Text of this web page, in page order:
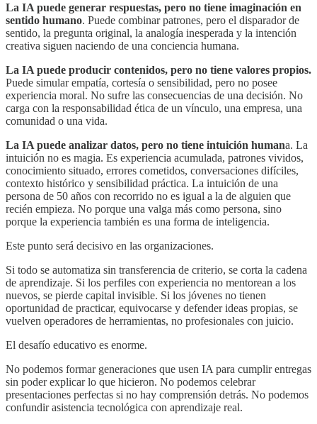
La IA puede generar respuestas, pero no tiene imaginación en
sentido humano. Puede combinar patrones, pero el disparador de
sentido, la pregunta original, la analogía inesperada y la intención
creativa siguen naciendo de una conciencia humana.
La IA puede producir contenidos, pero no tiene valores propios.
Puede simular empatía, cortesía o sensibilidad, pero no posee
experiencia moral. No sufre las consecuencias de una decisión. No
carga con la responsabilidad ética de un vínculo, una empresa, una
comunidad o una vida.
La IA puede analizar datos, pero no tiene intuición humana. La
intuición no es magia. Es experiencia acumulada, patrones vividos,
conocimiento situado, errores cometidos, conversaciones difíciles,
contexto histórico y sensibilidad práctica. La intuición de una
persona de 50 años con recorrido no es igual a la de alguien que
recién empieza. No porque una valga más como persona, sino
porque la experiencia también es una forma de inteligencia.
Este punto será decisivo en las organizaciones.
Si todo se automatiza sin transferencia de criterio, se corta la cadena
de aprendizaje. Si los perfiles con experiencia no mentorean a los
nuevos, se pierde capital invisible. Si los jóvenes no tienen
oportunidad de practicar, equivocarse y defender ideas propias, se
vuelven operadores de herramientas, no profesionales con juicio.
El desafío educativo es enorme.
No podemos formar generaciones que usen IA para cumplir entregas
sin poder explicar lo que hicieron. No podemos celebrar
presentaciones perfectas si no hay comprensión detrás. No podemos
confundir asistencia tecnológica con aprendizaje real.